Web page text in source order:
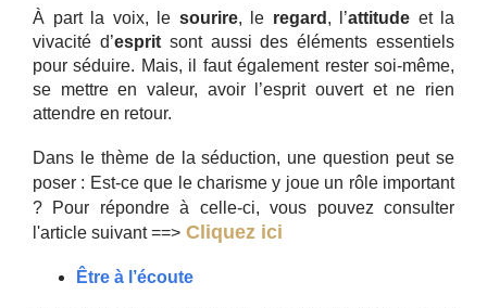
À part la voix, le sourire, le regard , l’attitude et la
vivacité d’espritsont aussi des éléments essentiels
pour séduire. Mais, il faut également rester soi-même,
se mettre en valeur, avoir l’esprit ouvert et ne rien
attendre en retour.
Dans le thème de la séduction, une question peut se
poser : Est-ce que le charisme y joue un rôle important
? Pour répondre à celle-ci, vous pouvez consulter
l'article suivant ==> Cliquez ici
Être à l’écoute